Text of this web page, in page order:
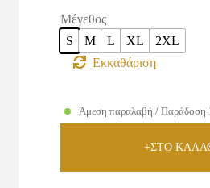
Μέγεθος
S
M L XL
2XL
Εκκαθάριση
Άμεση παραλαβή / Παράδοση
+ΣΤΟ